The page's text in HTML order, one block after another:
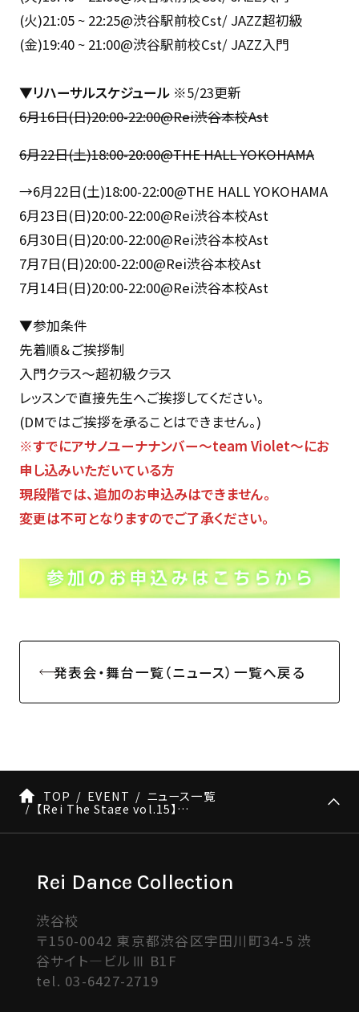
(火)21:05 ~ 22:25@渋谷駅前校Cst/ JAZZ超初級
(金)19:40 ~ 21:00@渋谷駅前校Cst/ JAZZ入門
▼リハーサルスケジュール ※5/23更新
6月16日(日)20:00-22:00@Rei渋谷本校Ast
6月22日(土)18:00-20:00@THE HALL YOKOHAMA
→6月22日(土)18:00-22:00@THE HALL YOKOHAMA
6月23日(日)20:00-22:00@Rei渋谷本校Ast
6月30日(日)20:00-22:00@Rei渋谷本校Ast
7月7日(日)20:00-22:00@Rei渋谷本校Ast
7月14日(日)20:00-22:00@Rei渋谷本校Ast
▼参加条件
先着順＆ご挨拶制
入門クラス〜超初級クラス
レッスンで直接先生へご挨拶してください。
(DMではご挨拶を承ることはできません。)
※すでにアサノユーナナンバー〜team Violet〜にお
申し込みいただいている方
現段階では、追加のお申込みはできません。
変更は不可となりますのでご了承ください。
発表会・舞台一覧（ニュース）一覧へ戻る
TOP EVENT ニュース一覧
【Rei The Stage vol.15】アサノユーナナンバー〜team Citrus〜 ※5/23更新
Rei Dance Collection
渋谷校
〒150-0042 東京都渋谷区宇田川町34-5 渋
谷サイト―ビルⅢ B1F
tel. 03-6427-2719